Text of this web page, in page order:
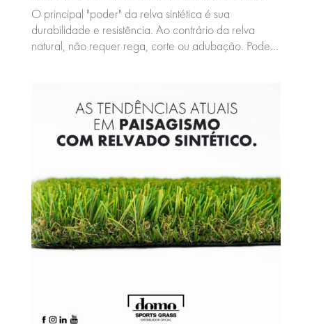
O principal "poder" da relva sintética é sua
durabilidade e resistência. Ao contrário da relva
natural, não requer rega, corte ou adubação. Pode...